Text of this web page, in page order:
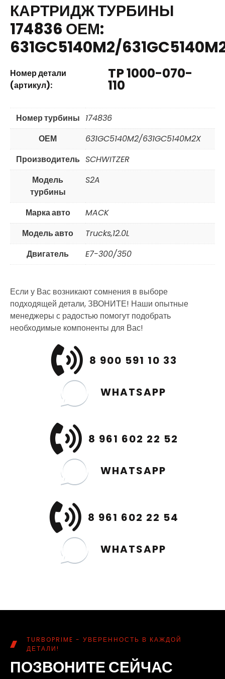
КАРТРИДЖ ТУРБИНЫ
174836 ОЕМ:
631GC5140M2/
Номер детали
(артикул):
TP 1000-070-
110
Номер турбины 174836
ОЕМ
631GC5140M2/631GC5140M2X
Производитель SCHWITZER
Модель
турбины
S2A
Марка авто
MACK
Модель авто
Trucks,12.0L
Двигатель
E7-300/350
Если у Вас возникают сомнения в выборе
подходящей детали, ЗВОНИТЕ! Наши опытные
менеджеры с радостью помогут подобрать
необходимые компоненты для Вас!
8 900 591 10 33
WHATSAPP
8 961 602 22 52
WHATSAPP
8 961 602 22 54
WHATSAPP
TURBOPRIME - УВЕРЕННОСТЬ В КАЖДОЙ
ДЕТАЛИ!
ПОЗВОНИТЕ СЕЙЧАС